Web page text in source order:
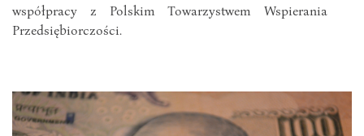
współpracy z Polskim Towarzystwem Wspierania
Przedsiębiorczości.